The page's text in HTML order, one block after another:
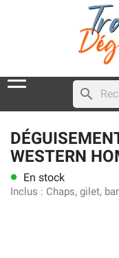
search
WESTERN
lens En stock
Inclus : Chaps, gilet,